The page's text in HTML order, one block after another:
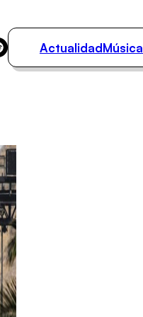
ActualidadMúsica